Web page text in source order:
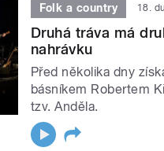
Folk a country 18.
Druhá tráva má
nahrávku
Před několika dny
básníkem Robertem
tzv. Anděla.